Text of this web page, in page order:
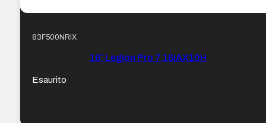
83F500NRIX
16″ Legion Pro 7 16IAX10H
Esaurito